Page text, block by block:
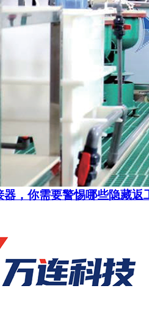
器，你需要警惕哪些隐藏返